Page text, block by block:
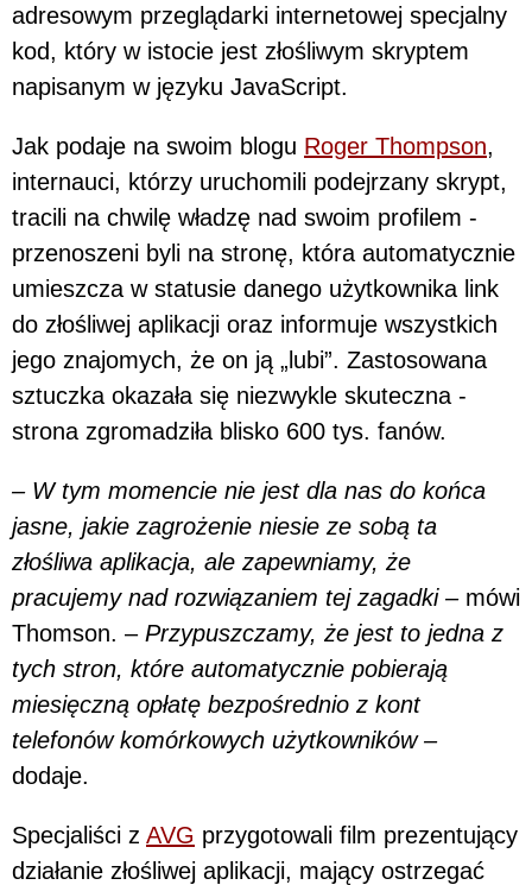
adresowym przeglądarki internetowej specjalny
kod, który w istocie jest złośliwym skryptem
napisanym w języku JavaScript.
Jak podaje na swoim blogu Roger Thompson,
internauci, którzy uruchomili podejrzany skrypt,
tracili na chwilę władzę nad swoim profilem -
przenoszeni byli na stronę, która automatycznie
umieszcza w statusie danego użytkownika link
do złośliwej aplikacji oraz informuje wszystkich
jego znajomych, że on ją „lubi”. Zastosowana
sztuczka okazała się niezwykle skuteczna -
strona zgromadziła blisko 600 tys. fanów.
– W tym momencie nie jest dla nas do końca
jasne, jakie zagrożenie niesie ze sobą ta
złośliwa aplikacja, ale zapewniamy, że
pracujemy nad rozwiązaniem tej zagadki –mówi
Thomson. – Przypuszczamy, że jest to jedna z
tych stron, które automatycznie pobierają
miesięczną opłatę bezpośrednio z kont
telefonów komórkowych użytkowników –
dodaje.
Specjaliści z AVG przygotowali film prezentujący
działanie złośliwej aplikacji, mający ostrzegać